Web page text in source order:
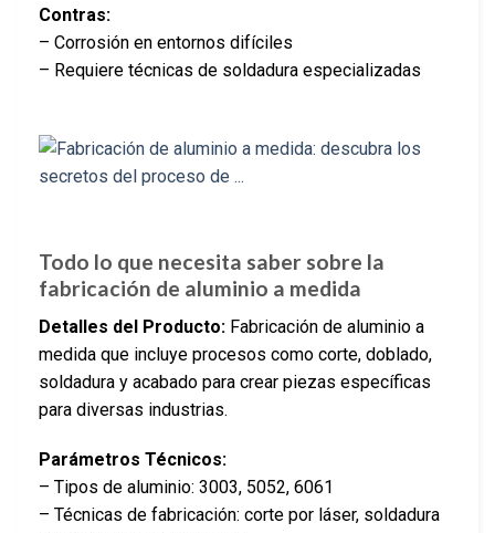
Contras:
– Corrosión en entornos difíciles
– Requiere técnicas de soldadura especializadas
Todo lo que necesita saber sobre la
fabricación de aluminio a medida
Detalles del Producto: Fabricación de aluminio a
medida que incluye procesos como corte, doblado,
soldadura y acabado para crear piezas específicas
para diversas industrias.
Parámetros Técnicos:
– Tipos de aluminio: 3003, 5052, 6061
– Técnicas de fabricación: corte por láser, soldadura